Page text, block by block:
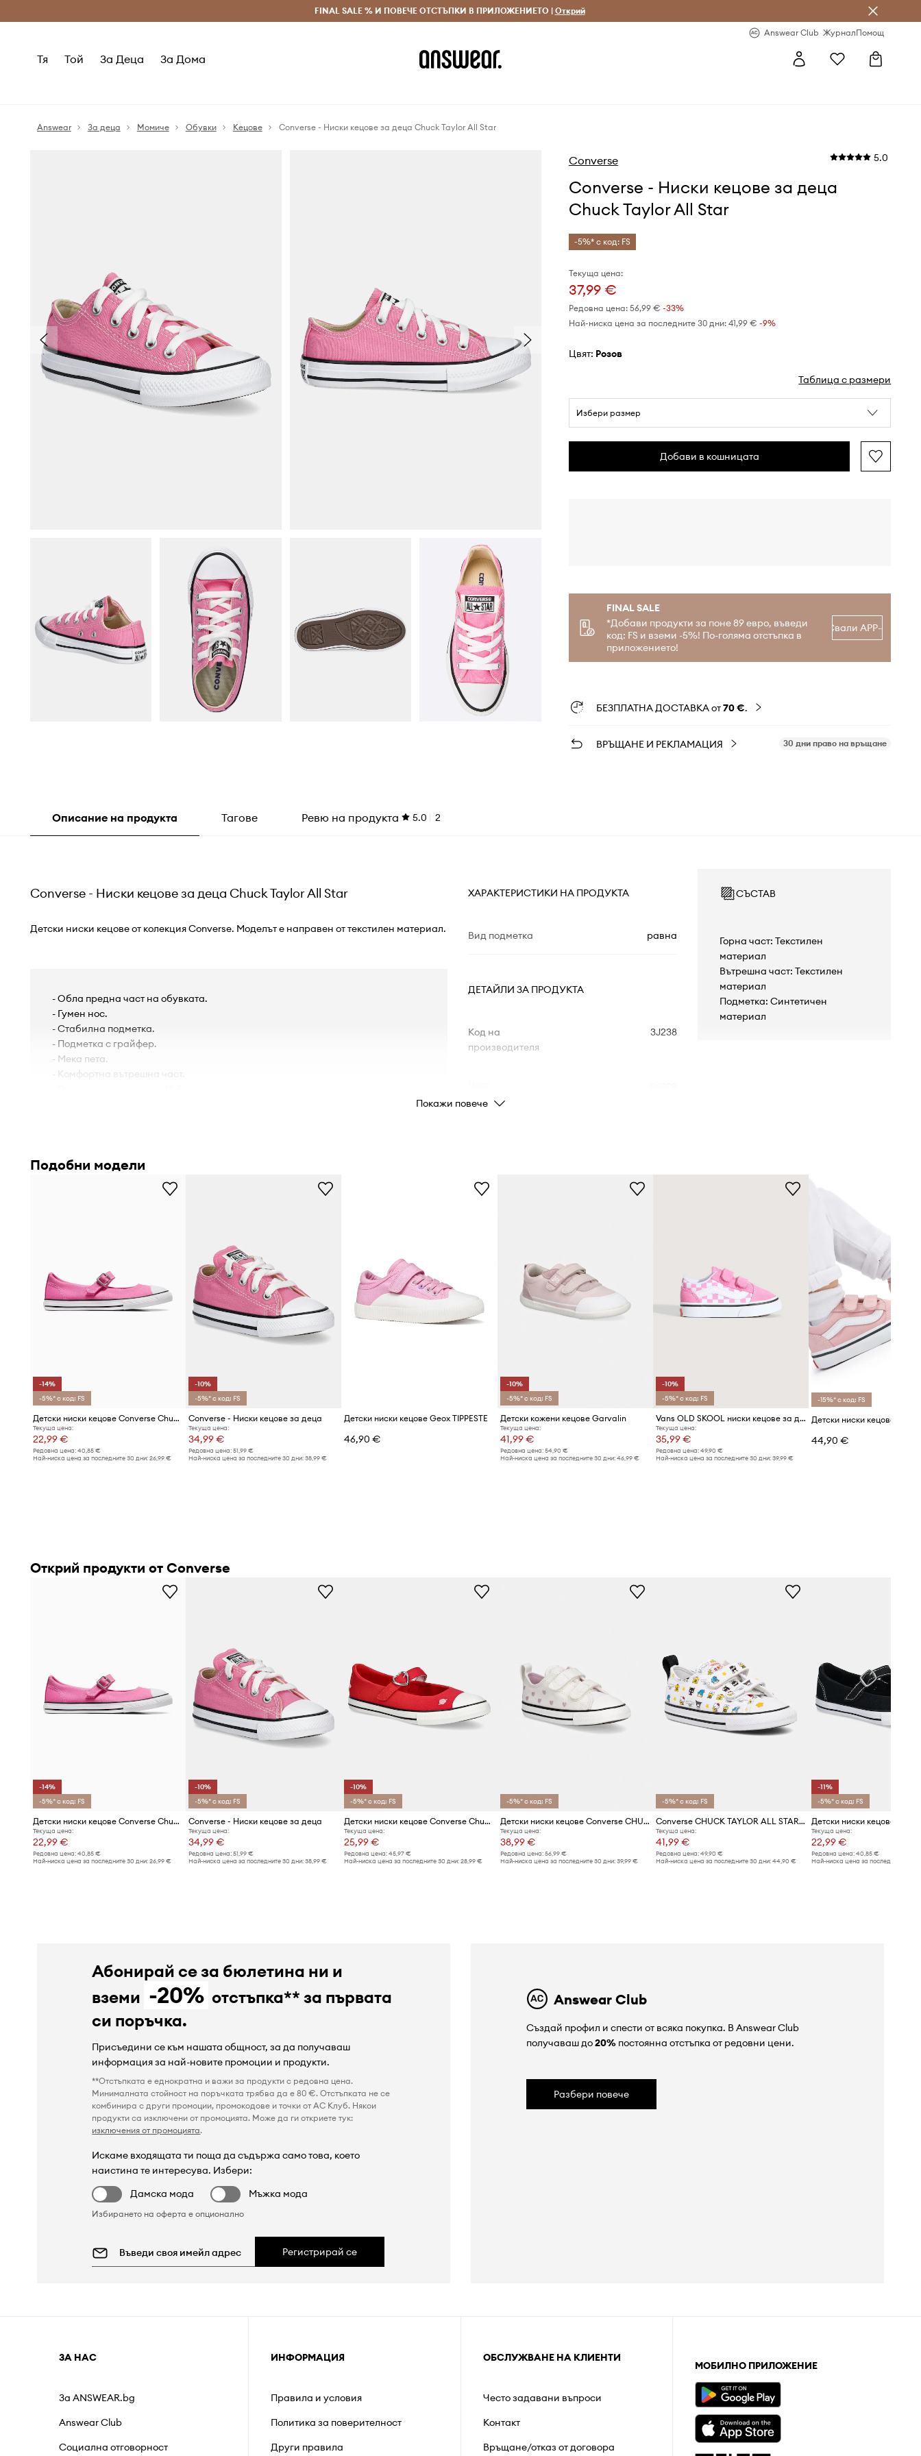
Безплатни доставка и връщане за поръчки над 70 EUR Доставка 1-5 дни
FINAL SALE % И ПОВЕЧЕ ОТСТЪПКИ В ПРИЛОЖЕНИЕТО | Открий
Answear Club ЖурналПомощ
Тя Той За Деца За Дома
Answear За деца Момиче Обувки Кецове Converse - Ниски кецове за деца Chuck Taylor All Star
Converse 5.0
Converse - Ниски кецове за деца
Chuck Taylor All Star
-5%* с код: FS
Текуща цена:
37,99 €
Редовна цена: 56,99 € -33%
Най-ниска цена за последните 30 дни: 41,99 € -9%
Цвят: розов
Таблица с размери
Избери размер
Добави в кошницата
FINAL SALE
*Добави продукти за поне 89 евро, въведи
код: FS и вземи -5%! По-голяма отстъпка в
приложението!
Свали APP-а
БЕЗПЛАТНА ДОСТАВКА от70 €.
ВРЪЩАНЕ И РЕКЛАМАЦИЯ 30 дни право на връщане
Описание на продукта Тагове Ревю на продукта 5.0 2
Converse - Ниски кецове за деца Chuck Taylor All Star
Детски ниски кецове от колекция Converse. Моделът е направен от текстилен материал.
- Обла предна част на обувката.
- Гумен нос.
- Стабилна подметка.
- Подметка с грайфер.
- Мека пета.
- Комфортна вътрешна част.
ХАРАКТЕРИСТИКИ НА ПРОДУКТА
Вид подметка равна
ДЕТАЙЛИ ЗА ПРОДУКТА
Код на
производителя
3J238
Код на продукта
СЪСТАВ
Горна част: Текстилен
материал
Вътрешна част: Текстилен
материал
Подметка: Синтетичен
материал
Покажи повече
Подобни модели
-14%
-5%* с код: FS
Детски ниски кецове Converse Chuck Taylor All Star Dainty Mary Jane
Текуща цена:
22,99 €
Редовна цена: 40,85 €
Най-ниска цена за последните 30 дни: 26,99 €
-10%
-5%* с код: FS
Converse - Ниски кецове за деца
Текуща цена:
34,99 €
Редовна цена:51,99 €
Най-ниска цена за последните 30 дни:38,99 €
Детски ниски кецове Geox TIPPESTE
46,90 €
-10%
-5%* с код: FS
Детски кожени кецове Garvalin
Текуща цена:
41,99 €
Редовна цена: 54,90 €
Най-ниска цена за последните 30 дни: 46,99 €
-10%
-5%* с код: FS
Vans OLD SKOOL ниски кецове за деца
Текуща цена:
35,99 €
Редовна цена:49,90 €
Най-ниска цена за последните 30 дни:39,99 €
-15%* с код: FS
Детски ниски кецове Vans
44,90 €
Открий продукти от Converse
-14%
-5%* с код: FS
Детски ниски кецове Converse Chuck Taylor All Star Dainty Mary Jane
Текуща цена:
22,99 €
Редовна цена: 40,85 €
Най-ниска цена за последните 30 дни: 26,99 €
-10%
-5%* с код: FS
Converse - Ниски кецове за деца
Текуща цена:
34,99 €
Редовна цена:51,99 €
Най-ниска цена за последните 30 дни:38,99 €
-10%
-5%* с код: FS
Детски ниски кецове Converse Chuck Taylor All Star Dainty Mary Jane
Текуща цена:
25,99 €
Редовна цена: 45,97 €
Най-ниска цена за последните 30 дни: 28,99 €
-5%* с код: FS
Детски ниски кецове Converse CHUCK TAYLOR ALL STAR 2V
Текуща цена:
38,99 €
Редовна цена: 56,99 €
Най-ниска цена за последните 30 дни: 39,99 €
-5%* с код: FS
Converse CHUCK TAYLOR ALL STAR 2V HELLO KITTY ниски кецове за деца
Текуща цена:
41,99 €
Редовна цена:49,90 €
Най-ниска цена за последните 30 дни:44,90 €
-11%
-5%* с код: FS
Текуща цена:
22,99 €
Редовна цена: 40,85 €
Най-ниска цена за последните 30
Абонирай се за бюлетина ни и
вземи -20% отстъпка** за първата
си поръчка.
Присъедини се към нашата общност, за да получаваш
информация за най-новите промоции и продукти.
**Отстъпката е еднократна и важи за продукти с редовна цена.
Минималната стойност на поръчката трябва да е 80 €. Отстъпката не се
комбинира с други промоции, промокодове и точки от AC Клуб. Някои
продукти са изключени от промоцията. Може да ги откриете тук:
изключения от промоцията.
Искаме входящата ти поща да съдържа само това, което
наистина те интересува. Избери:
Дамска мода
Мъжка мода
Избирането на оферта е опционално
Регистрирай се
Answear Club
Създай профил и спести от всяка покупка. В Answear Club
получаваш до20%постоянна отстъпка от редовни цени.
Разбери повече
ЗА НАС
За ANSWEAR.bg
Answear Club
Социална отговорност
ИНФОРМАЦИЯ
Правила и условия
Политика за поверителност
Други правила
ОБСЛУЖВАНЕ НА КЛИЕНТИ
Често задавани въпроси
Контакт
Връщане/отказ от договора
МОБИЛНО ПРИЛОЖЕНИЕ